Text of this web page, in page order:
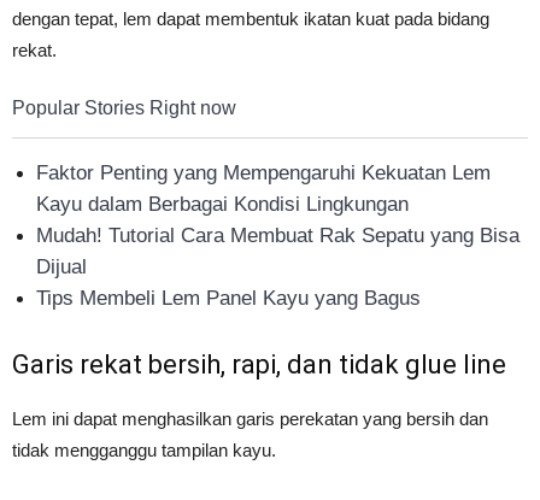
dengan tepat, lem dapat membentuk ikatan kuat pada bidang
rekat.
Popular Stories Right now
Faktor Penting yang Mempengaruhi Kekuatan Lem
Kayu dalam Berbagai Kondisi Lingkungan
Mudah! Tutorial Cara Membuat Rak Sepatu yang Bisa
Dijual
Tips Membeli Lem Panel Kayu yang Bagus
Garis rekat bersih, rapi, dan tidak glue line
Lem ini dapat menghasilkan garis perekatan yang bersih dan
tidak mengganggu tampilan kayu.